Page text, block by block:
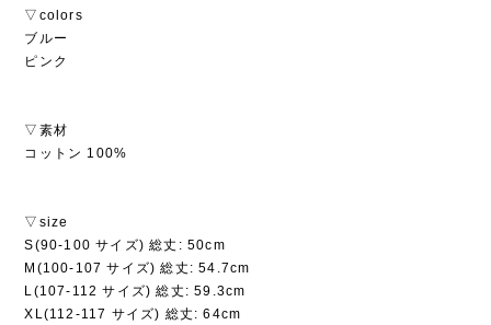
▽colors
ブルー
ピンク
▽素材
コットン 100%
▽size
S(90-100 サイズ) 総丈: 50cm
M(100-107 サイズ) 総丈: 54.7cm
L(107-112 サイズ) 総丈: 59.3cm
XL(112-117 サイズ) 総丈: 64cm